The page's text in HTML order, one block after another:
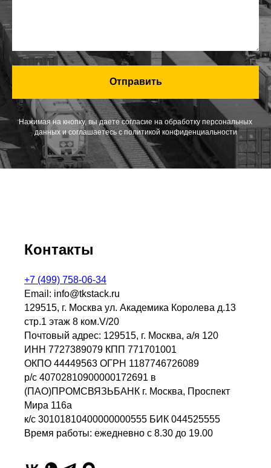
Отправить
Нажимая на кнопку, вы даете согласие на обработку персональных
данных и соглашаетесь c политикой конфиденциальности
Контакты
+7 (499) 758-06-34
Email: info@tkstack.ru
129515, г. Москва ул. Академика Королева д.13
стр.1 этаж 8 ком.V/20
Почтовый адрес: 129515, г. Москва, а/я 120
ИНН 7727389079 КПП 771701001
ОКПО 44449563 ОГРН 1187746726089
р/с 40702810900000172691 в
(ПАО)ПРОМСВЯЗЬБАНК г. Москва, Проспект
Мира 116а
к/с 30101810400000000555 БИК 044525555
Время работы: ежедневно с 8.30 до 19.00